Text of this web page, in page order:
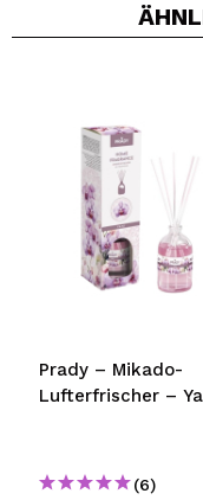
Cruelty free.
Dein Video
Würden Sie
Prady – Mikado-
Lufterfrischer –
(6)